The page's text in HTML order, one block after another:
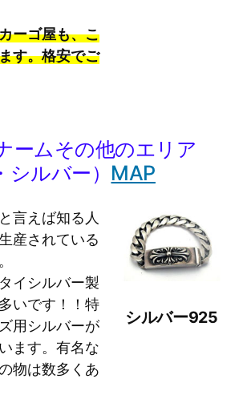
ーゴ屋も、こ
す。格安でご
ームその他のエリア
シルバー） MAP
言えば知る人
産されている
イシルバー製
いです！！特
用シルバーが
ます。有名な
物は数多くあ
シルバー925